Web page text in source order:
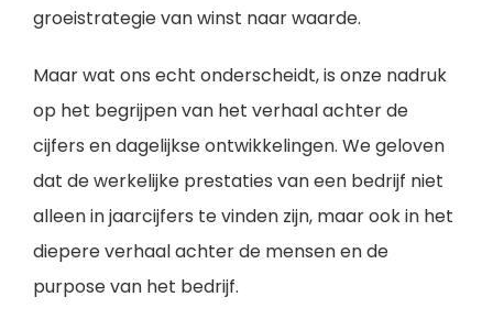
groeistrategie van winst naar waarde.
Maar wat ons echt onderscheidt, is onze nadruk
op het begrijpen van het verhaal achter de
cijfers en dagelijkse ontwikkelingen. We geloven
dat de werkelijke prestaties van een bedrijf niet
alleen in jaarcijfers te vinden zijn, maar ook in het
diepere verhaal achter de mensen en de
purpose van het bedrijf.